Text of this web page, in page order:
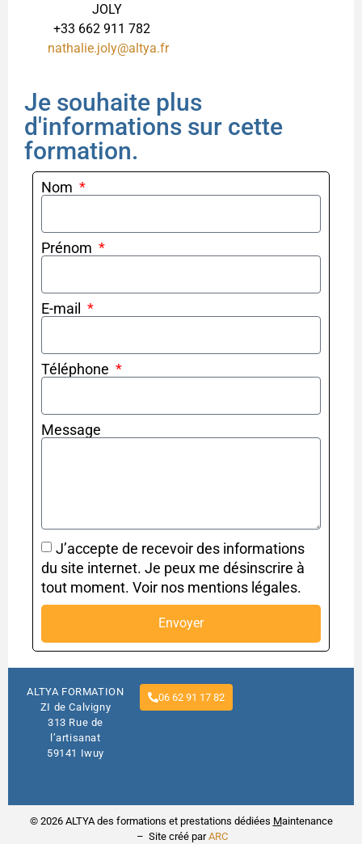
JOLY
+33 662 911 782
nathalie.joly@altya.fr
Je souhaite plus
d'informations sur cette
formation.
Nom
Prénom
E-mail
Téléphone
Message
J’accepte de recevoir des informations
du site internet. Je peux me désinscrire à
tout moment. Voir nos mentions légales.
Envoyer
ALTYA FORMATION
ZI de Calvigny
313 Rue de
l’artisanat
59141 Iwuy
06 62 91 17 82
© 2026 ALTYA des formations et prestations dédiées Maintenance
– Site créé parARC